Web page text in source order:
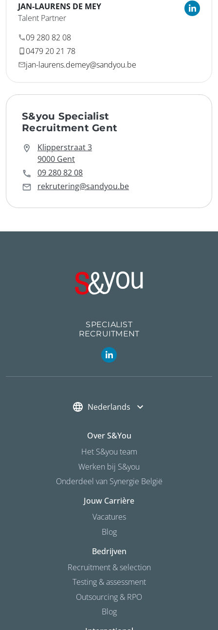
JAN-LAURENS DE MEY
Talent Partner
09 280 82 08
0479 20 21 78
jan-laurens.demey@sandyou.be
S&you Specialist
Recruitment Gent
Klipperstraat 3
9000 Gent
09 280 82 08
rekrutering@sandyou.be
SPECIALIST
RECRUITMENT
Nederlands
Over S&you
Het S&you team
Werken bij S&you
Onderdeel van Synergie België
Jouw Carrière
Vacatures
Blog
Bedrijven
Recruitment & selection
Testing & assessment
Outsourcing & RPO
Blog